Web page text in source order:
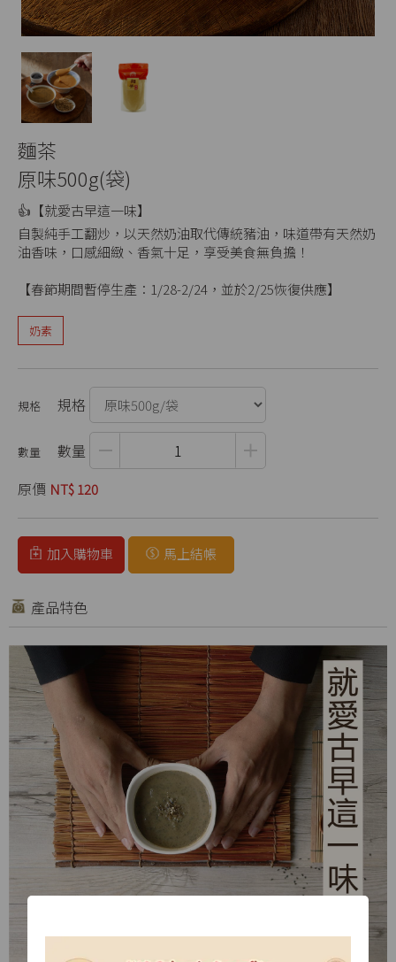
麵茶
原味500g(袋)
👍【就愛古早這一味】
自製純手工翻炒，以天然奶油取代傳統豬油，味道帶有天然奶
油香味，口感細緻、香氣十足，享受美食無負擔！
【春節期間暫停生產：1/28-2/24，並於2/25恢復供應】
奶素
規格
數量
原價 NT$ 120
加入購物車 馬上結帳
產品特色